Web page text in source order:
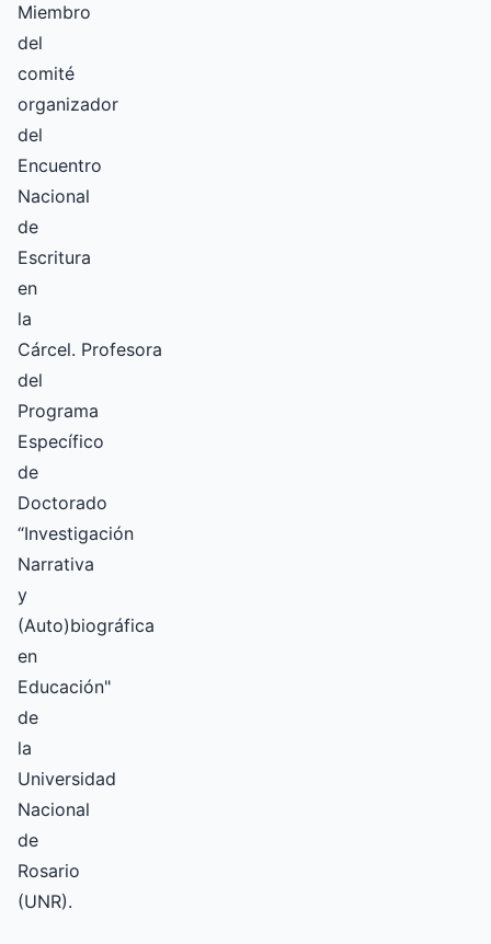
Miembro
del
comité
organizador
del
Encuentro
Nacional
de
Escritura
en
la
Cárcel. Profesora
del
Programa
Específico
de
Doctorado
“Investigación
Narrativa
y
(Auto)biográfica
en
Educación"
de
la
Universidad
Nacional
de
Rosario
(UNR).